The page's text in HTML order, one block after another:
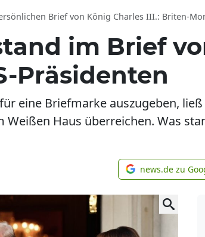
Brief von König Charles III.: Briten-Monarch lädt
im Brief
Präsidenten
eine Briefmarke auszugeben,
Haus überreichen. Was
news.de zu